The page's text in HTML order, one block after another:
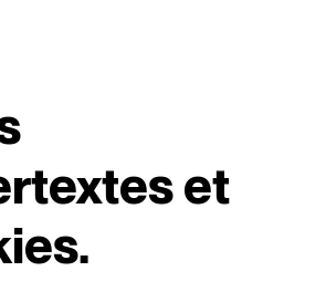
et